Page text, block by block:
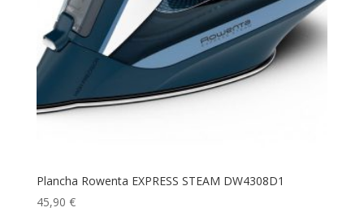
Plancha Rowenta EXPRESS STEAM DW4308D1
45,90 €